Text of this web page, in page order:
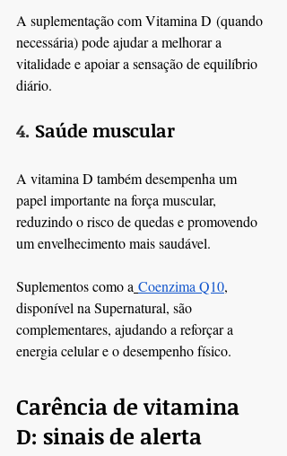
A suplementação com Vitamina D (quando
necessária) pode ajudar a melhorar a
vitalidade e apoiar a sensação de equilíbrio
diário.
4. Saúde muscular
A vitamina D também desempenha um
papel importante na força muscular,
reduzindo o risco de quedas e promovendo
um envelhecimento mais saudável.
Suplementos como a Coenzima Q10,
disponível na Supernatural, são
complementares, ajudando a reforçar a
energia celular e o desempenho físico.
Carência de vitamina
D: sinais de alerta